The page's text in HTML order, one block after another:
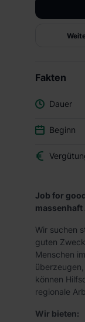
Fakten
Dauer
Beginn
Job for
massenhaft
Wir suchen
guten
Menschen
können
regionale
Wir bieten: